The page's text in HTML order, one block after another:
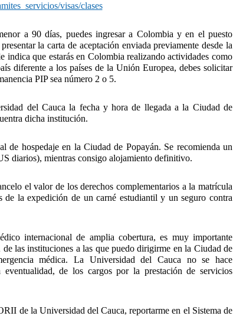
visas/clases
a 90 días, puedes ingresar a Colombia y en el puesto
la carta de aceptación enviada previamente desde la
indica que estarás en Colombia realizando actividades como
diferente a los países de la Unión Europea, debes solicitar
PIP sea número 2 o 5.
del Cauca la fecha y hora de llegada a la Ciudad de
dicha institución.
de hospedaje en la Ciudad de Popayán. Se recomienda un
diarios), mientras consigo alojamiento definitivo.
el valor de los derechos complementarios a la matrícula
de la expedición de un carné estudiantil y un seguro contra
internacional de amplia cobertura, es muy importante
las instituciones a las que puedo dirigirme en la Ciudad de
médica. La Universidad del Cauca no se hace
eventualidad, de los cargos por la prestación de servicios
de la Universidad del Cauca, reportarme en el Sistema de